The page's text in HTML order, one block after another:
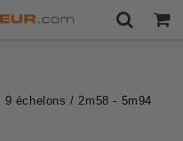
échelons / 2m58 - 5m94